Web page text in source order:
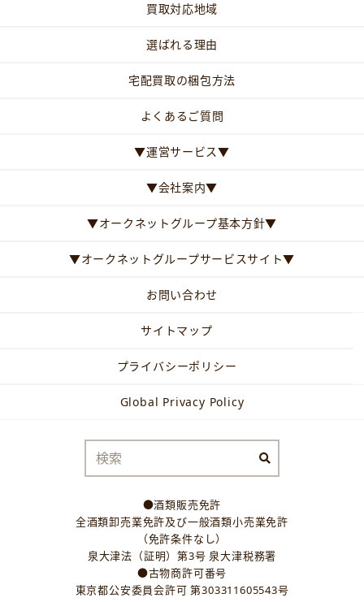
買取対応地域
選ばれる理由
宅配買取の梱包方法
よくあるご質問
▼運営サービス▼
▼会社案内▼
▼オークネットグループ基本方針▼
▼オークネットグループサービスサイト▼
お問い合わせ
サイトマップ
プライバシーポリシー
Global Privacy Policy
●酒類販売免許
全酒類卸売業免許及び一般酒類小売業免許
（免許条件なし）
泉大津法（証明）第3号 泉大津税務署
●古物商許可番号
東京都公安委員会許可 第303311605543号